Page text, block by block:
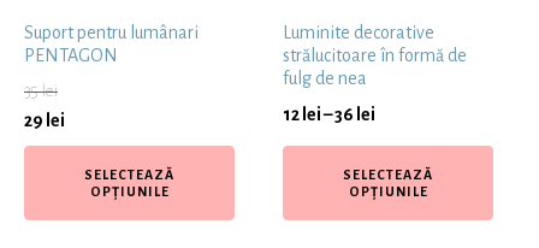
Suport pentru lumânari
PENTAGON
35lei
29 lei
SELECTEAZĂ
OPȚIUNILE
Luminite decorative
strălucitoare în formă de
fulg de nea
12 lei–36 lei
SELECTEAZĂ
OPȚIUNILE